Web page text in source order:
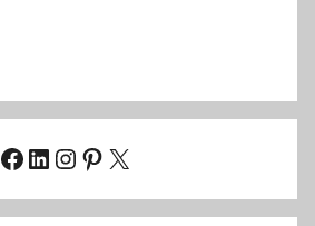
Facebook
LinkedIn
Instagram
Pinterest
X